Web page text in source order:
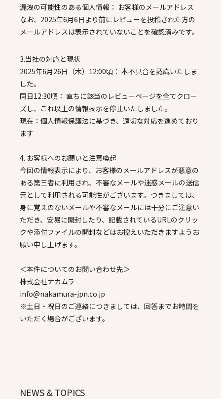
漏洩の可能性のある個人情報： お客様のメールアドレス
なお、2025年6月6日より前にレビューを投稿された方の
メールアドレスは表示されていないことを確認済みです。
3.当社の対応と現状
2025年6月26日（木）12:00頃： 本不具合を認識いたしま
した。
同日12:30頃： 直ちに該当のレビューページを全てクロー
ズし、これ以上の情報表示を停止いたしました。
現在：個人情報保護法に基づき、適切な対応を進めており
ます
4. お客様へのお願いと注意喚起
今回の情報表示により、お客様のメールアドレスが悪意の
ある第三者に利用され、不審なメールや迷惑メールの送信
元として利用される可能性がございます。つきましては、
身に覚えのないメールや不審なメールには十分にご注意い
ただき、安易に開封したり、記載されているURLのクリッ
クや添付ファイルの開封などはお控えいただきますようお
願い申し上げます。
＜本件についてのお問い合わせ先＞
株式会社ナカムラ
info@nakamura-jpn.co.jp
※土日・祝日のご連絡につきましては、回答までお時間を
いただく場合がございます。
NEWS & TOPICS